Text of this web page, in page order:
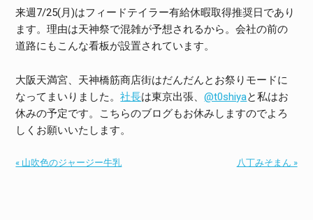
来週7/25(月)はフィードテイラー有給休暇取得推奨日であり
ます。理由は天神祭で混雑が予想されるから。会社の前の
道路にもこんな看板が設置されています。
大阪天満宮、天神橋筋商店街はだんだんとお祭りモードに
なってまいりました。社長は東京出張、@t0shiyaと私はお
休みの予定です。こちらのブログもお休みしますのでよろ
しくお願いいたします。
« 山吹色のジャージー牛乳 八丁みそまん »